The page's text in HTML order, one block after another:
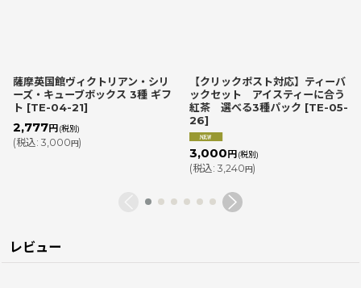
薩摩英国館ヴィクトリアン・シリ
ーズ・キューブボックス 3種 ギフ
ト [TE-04-21]
2,777円 (税別)
(税込: 3,000円)
【クリックポスト対応】ティーバ
ックセット アイスティーに合う
紅茶 選べる3種パック [TE-05-
26]
3,000 円 (税別)
(税込: 3,240円)
レビュー